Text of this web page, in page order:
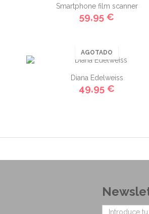
Smartphone film scanner
59,95 €
AGOTADO
Diana Edelweiss
49,95 €